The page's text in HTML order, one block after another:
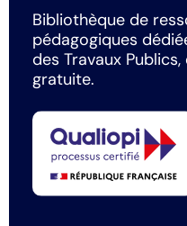
Bibliothèque de
pédagogiques
des Travaux
gratuite.